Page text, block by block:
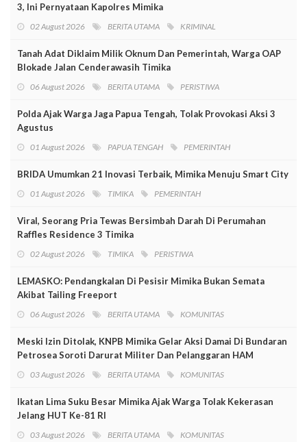
3, Ini Pernyataan Kapolres Mimika
02 August 2026 BERITA UTAMA KRIMINAL
Tanah Adat Diklaim Milik Oknum Dan Pemerintah, Warga OAP
Blokade Jalan Cenderawasih Timika
06 August 2026 BERITA UTAMA PERISTIWA
Polda Ajak Warga Jaga Papua Tengah, Tolak Provokasi Aksi 3
Agustus
01 August 2026 PAPUA TENGAH PEMERINTAH
BRIDA Umumkan 21 Inovasi Terbaik, Mimika Menuju Smart City
01 August 2026 TIMIKA PEMERINTAH
Viral, Seorang Pria Tewas Bersimbah Darah Di Perumahan
Raffles Residence 3 Timika
02 August 2026 TIMIKA PERISTIWA
LEMASKO: Pendangkalan Di Pesisir Mimika Bukan Semata
Akibat Tailing Freeport
06 August 2026 BERITA UTAMA KOMUNITAS
Meski Izin Ditolak, KNPB Mimika Gelar Aksi Damai Di Bundaran
Petrosea Soroti Darurat Militer Dan Pelanggaran HAM
03 August 2026 BERITA UTAMA KOMUNITAS
Ikatan Lima Suku Besar Mimika Ajak Warga Tolak Kekerasan
Jelang HUT Ke-81 RI
03 August 2026 BERITA UTAMA KOMUNITAS